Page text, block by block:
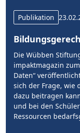
Publikation
Die Wübben
impaktmagazin
Daten“
sich der Frage, wie
dazu beitragen
und bei den
Ressourcen